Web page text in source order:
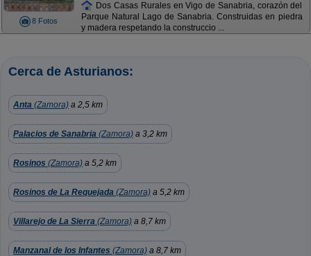
8 Fotos
Dos Casas Rurales en Vigo de Sanabria, corazón del
Parque Natural Lago de Sanabria. Construidas en piedra
y madera respetando la construccio ...
Cerca de Asturianos:
Anta (Zamora) a 2,5 km
Palacios de Sanabria (Zamora) a 3,2 km
Rosinos (Zamora) a 5,2 km
Rosinos de La Requejada (Zamora) a 5,2 km
Villarejo de La Sierra (Zamora) a 8,7 km
Manzanal de los Infantes (Zamora) a 8,7 km